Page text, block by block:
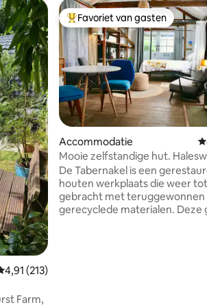
beoordeling van 4,91 uit 5, 213
4,91 (213)
aan de
Farm,
Topfavoriet van gasten
Favoriet van gasten
Accommodatie
Mooie zelfstandige hut.
Southwold
De Tabernakel is een
houten werkplaats die weer
gebracht met teruggewonnen en
gerecyclede materialen. Deze